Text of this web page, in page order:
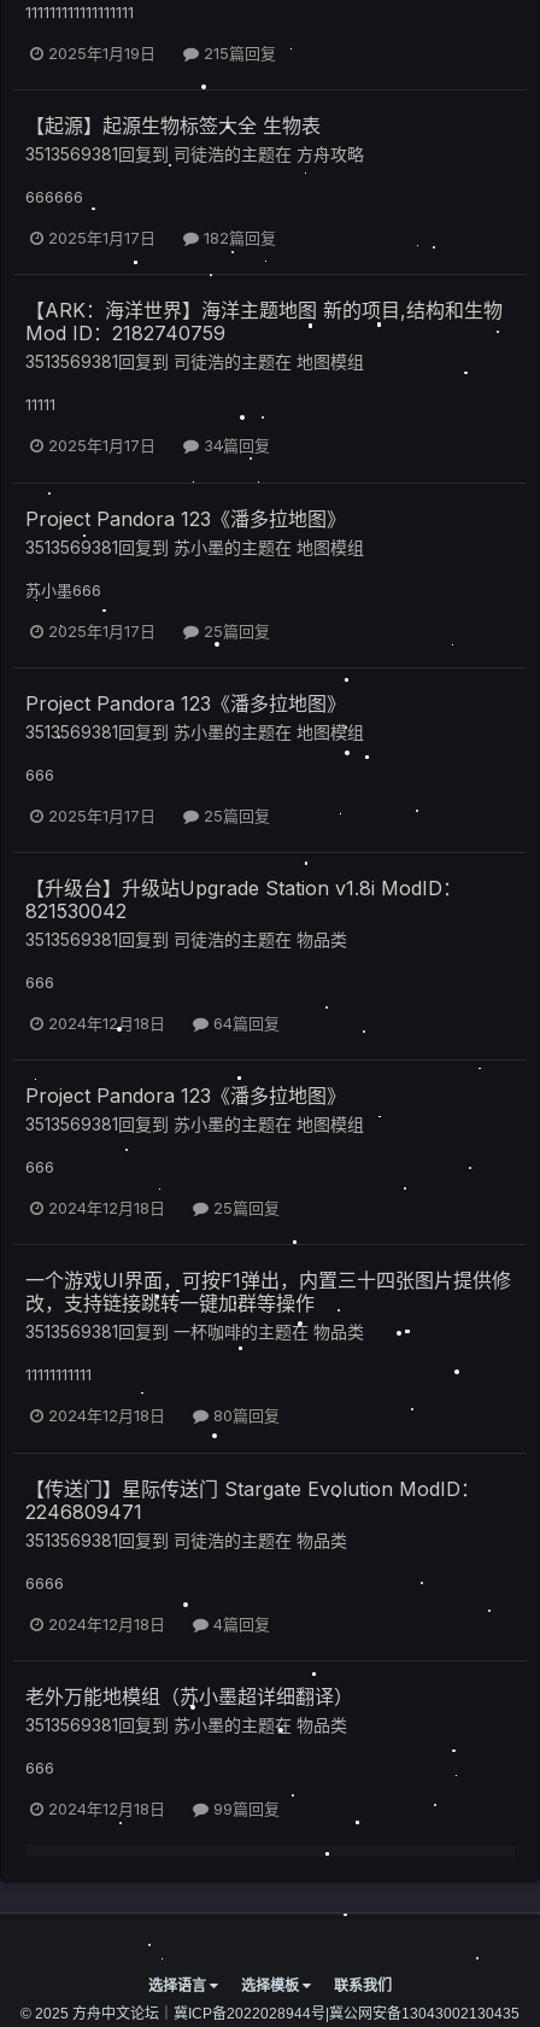
111111111111111111
2025年1月19日 215篇回复
【起源】起源生物标签大全 生物表
3513569381回复到 司徒浩的主题在 方舟攻略
666666
2025年1月17日 182篇回复
【ARK：海洋世界】海洋主题地图 新的项目,结构和生物
Mod ID：2182740759
3513569381回复到 司徒浩的主题在 地图模组
11111
2025年1月17日 34篇回复
Project Pandora 123《潘多拉地图》
3513569381回复到 苏小墨的主题在 地图模组
苏小墨666
2025年1月17日 25篇回复
Project Pandora 123《潘多拉地图》
3513569381回复到 苏小墨的主题在 地图模组
666
2025年1月17日 25篇回复
【升级台】升级站Upgrade Station v1.8i ModID：
821530042
3513569381回复到 司徒浩的主题在 物品类
666
2024年12月18日 64篇回复
Project Pandora 123《潘多拉地图》
3513569381回复到 苏小墨的主题在 地图模组
666
2024年12月18日 25篇回复
一个游戏UI界面，可按F1弹出，内置三十四张图片提供修
改，支持链接跳转一键加群等操作
3513569381回复到 一杯咖啡的主题在 物品类
11111111111
2024年12月18日 80篇回复
【传送门】星际传送门 Stargate Evolution ModID：
2246809471
3513569381回复到 司徒浩的主题在 物品类
6666
2024年12月18日 4篇回复
老外万能地模组（苏小墨超详细翻译）
3513569381回复到 苏小墨的主题在 物品类
666
2024年12月18日 99篇回复
选择语言 选择模板
联系我们
© 2025 方舟中文论坛｜ 冀ICP备2022028944号|冀公网安备13043002130435